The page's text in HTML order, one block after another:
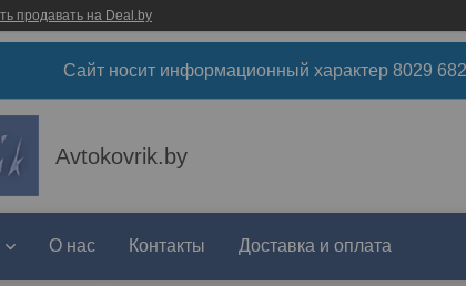
продавать на Deal.by
Сайт носит информационный характер 8029
Avtokovrik.by
О нас Контакты Доставка и оплата